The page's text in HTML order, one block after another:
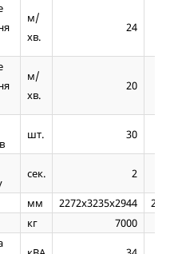
м/
хв.
24
м/
хв.
20
шт. 30
сек. 2
мм 2272x3235x2944
кг
7000